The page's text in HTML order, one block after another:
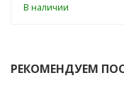
В наличии
РЕКОМЕНДУЕМ